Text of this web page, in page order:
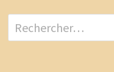
Rechercher :